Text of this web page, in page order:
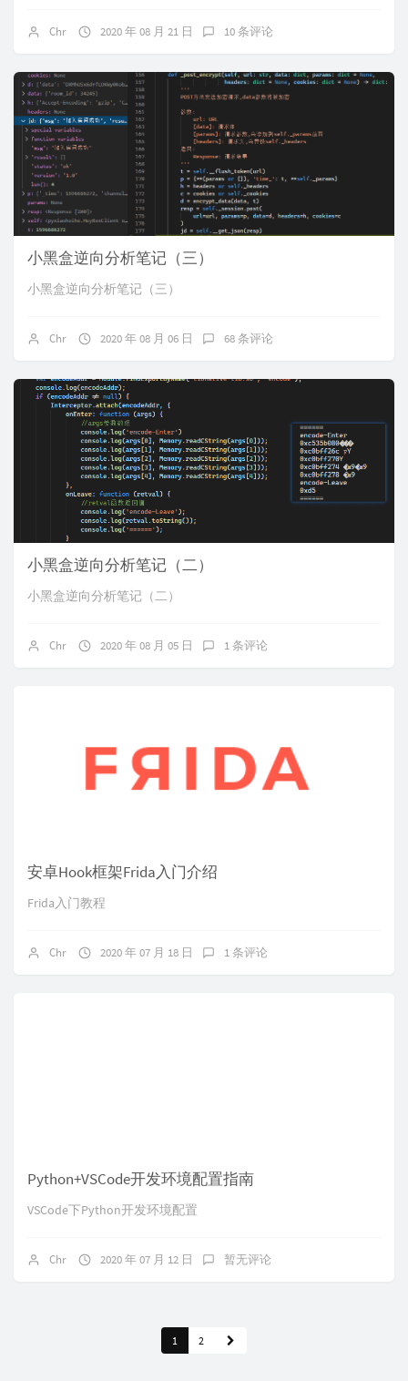
Chr 2020 年 08 月 21 日 10 条评论
小黑盒逆向分析笔记（三）
小黑盒逆向分析笔记（三）
Chr 2020 年 08 月 06 日 68 条评论
小黑盒逆向分析笔记（二）
小黑盒逆向分析笔记（二）
Chr 2020 年 08 月 05 日 1 条评论
安卓Hook框架Frida入门介绍
Frida入门教程
Chr 2020 年 07 月 18 日 1 条评论
Python+VSCode开发环境配置指南
VSCode下Python开发环境配置
Chr 2020 年 07 月 12 日 暂无评论
1 2